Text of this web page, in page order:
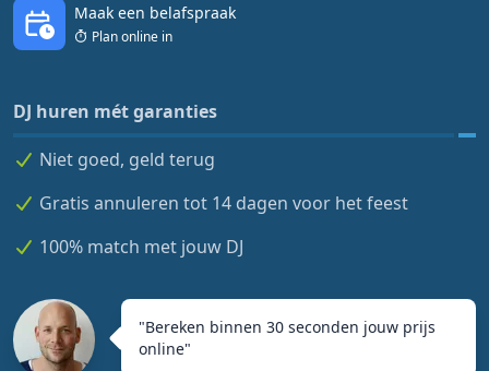
Maak een belafspraak
Plan online in
DJ huren mét garanties
Niet goed, geld terug
Gratis annuleren tot 14 dagen voor het feest
100% match met jouw DJ
"Bereken binnen 30 seconden jouw prijs
online"